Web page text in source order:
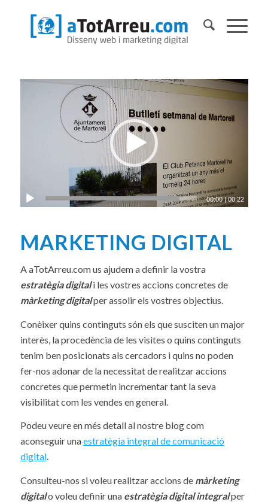
00:00|00:22
MARKETING DIGITAL
A aTotArreu.com us ajudem a definir la vostra
estratègia digital i les vostres accions concretes de
màrketing digitalper assolir els vostres objectius.
Conèixer quins continguts són els que susciten un major
interès, la procedència de les visites o quins continguts
tenim ben posicionats als cercadors i quins no poden
fer-nos adonar de la necessitat de realitzar accions
concretes que permetin incrementar tant la seva
visibilitat com les vendes en general.
Podeu veure en més detall al nostre blog com
aconseguir unaestratègia integral de comunicació
digital.
Consulteu-nos si voleu realitzar accions de màrketing
digitalo voleu definir una estratègia digital integralper